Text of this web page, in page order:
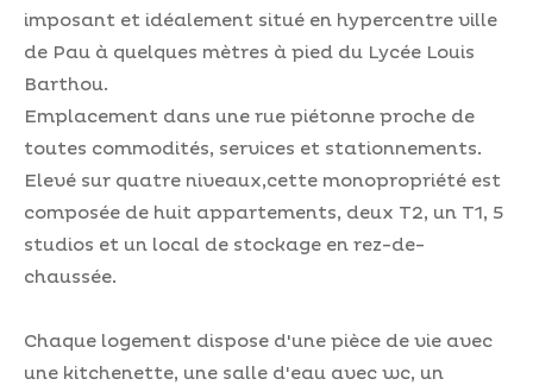
imposant et idéalement situé en hypercentre ville
de Pau à quelques mètres à pied du Lycée Louis
Barthou.
Emplacement dans une rue piétonne proche de
toutes commodités, services et stationnements.
Elevé sur quatre niveaux,cette monopropriété est
composée de huit appartements, deux T2, un T1, 5
studios et un local de stockage en rez-de-
chaussée.
Chaque logement dispose d'une pièce de vie avec
une kitchenette, une salle d'eau avec wc, un